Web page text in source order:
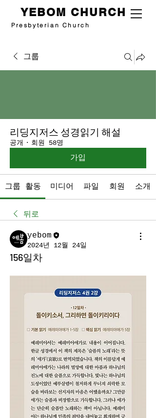
Presbyterian Church
YEBOM CHURCH
그룹
리딩지저스 성경읽기 해설
공개 · 회원 58명
가입
그룹 활동 미디어 파일 회원 소개
뒤로
yebom
2024년 12월 24일
156일차